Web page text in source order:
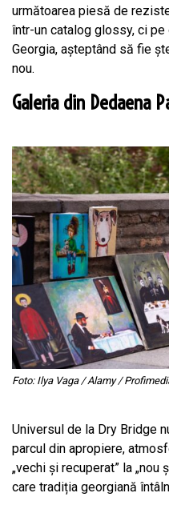
următoarea piesă de
într-un catalog glossy, ci
Georgia, așteptând să fie
nou.
Galeria din Dedaena
Foto: Ilya Vaga / Alamy /
Universul de la Dry Bridge
parcul din apropiere,
„vechi și recuperat” la „nou
care tradiția georgiană